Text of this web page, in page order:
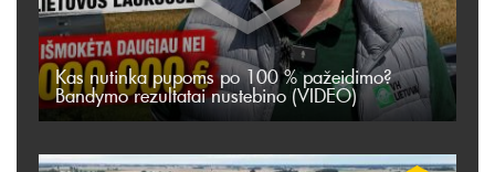
Kas nutinka pupoms po 100 % pažeidimo?
Bandymo rezultatai nustebino (VIDEO)